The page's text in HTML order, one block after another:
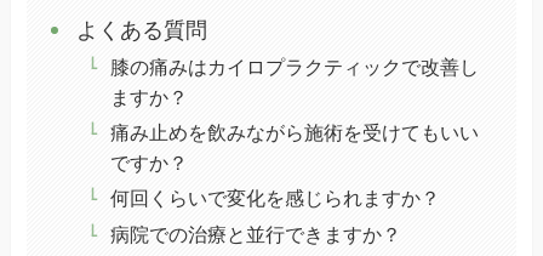
よくある質問
膝の痛みはカイロプラクティックで改善し
ますか？
痛み止めを飲みながら施術を受けてもいい
ですか？
何回くらいで変化を感じられますか？
病院での治療と並行できますか？